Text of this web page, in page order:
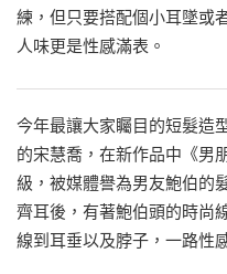
練，但只要搭配個小耳墜或
人味更是性感滿表。
今年最讓大家矚目的短髮造
的宋慧喬，在新作品中《男
級，被媒體譽為男友鮑伯的
齊耳後，有著鮑伯頭的時尚
線到耳垂以及脖子，一路性